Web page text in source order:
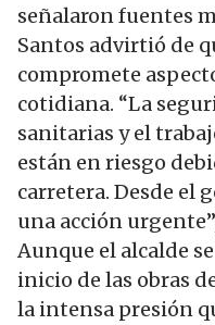
señalaron fuentes
Santos advirtió de
compromete
cotidiana. “La
sanitarias y el
están en riesgo
carretera. Desde el
una acción
Aunque el alcalde
inicio de las obras
la intensa presión